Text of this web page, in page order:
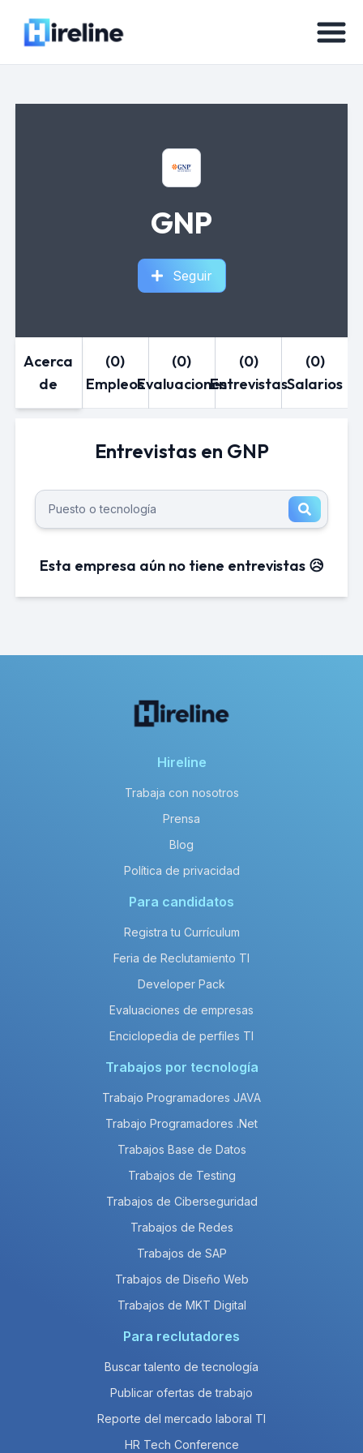
GNP
Seguir
Acerca
de
(0)
Empleos
(0)
Evaluaciones
(0)
Entrevistas
(0)
Salarios
Entrevistas en GNP
Esta empresa aún no tiene entrevistas 😥
Hireline
Trabaja con nosotros
Prensa
Blog
Política de privacidad
Para candidatos
Registra tu Currículum
Feria de Reclutamiento TI
Developer Pack
Evaluaciones de empresas
Enciclopedia de perfiles TI
Trabajos por tecnología
Trabajo Programadores JAVA
Trabajo Programadores .Net
Trabajos Base de Datos
Trabajos de Testing
Trabajos de Ciberseguridad
Trabajos de Redes
Trabajos de SAP
Trabajos de Diseño Web
Trabajos de MKT Digital
Para reclutadores
Buscar talento de tecnología
Publicar ofertas de trabajo
Reporte del mercado laboral TI
HR Tech Conference